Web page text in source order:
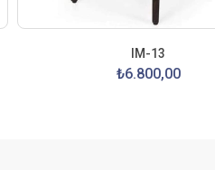
IM-13
₺6.800,00